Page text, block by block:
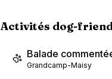
Activités dog-
Grandcamp-Maisy